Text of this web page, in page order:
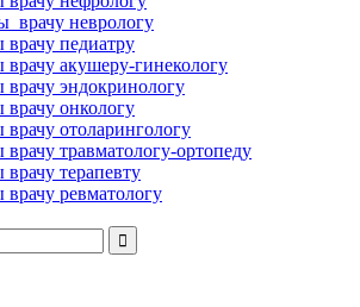
врачу неврологу
педиатру
акушеру-гинекологу
эндокринологу
онкологу
отоларингологу
травматологу-ортопеду
терапевту
ревматологу